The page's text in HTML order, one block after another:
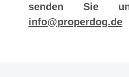
senden Sie
info@properdog.de